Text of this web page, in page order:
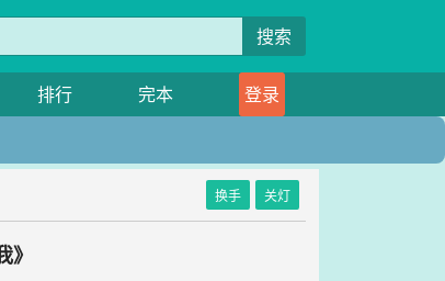
搜索
排行 完本
登录
换手 关灯